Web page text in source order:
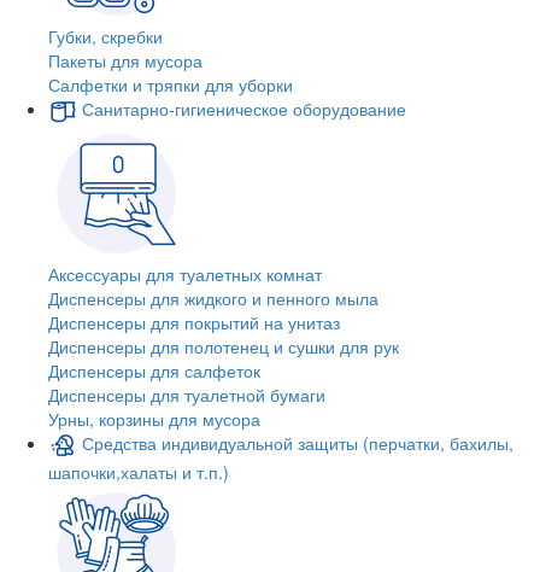
Губки, скребки
Пакеты для мусора
Салфетки и тряпки для уборки
Санитарно-гигиеническое оборудование
Аксессуары для туалетных комнат
Диспенсеры для жидкого и пенного мыла
Диспенсеры для покрытий на унитаз
Диспенсеры для полотенец и сушки для рук
Диспенсеры для салфеток
Диспенсеры для туалетной бумаги
Урны, корзины для мусора
Средства индивидуальной защиты (перчатки, бахилы,
шапочки,халаты и т.п.)